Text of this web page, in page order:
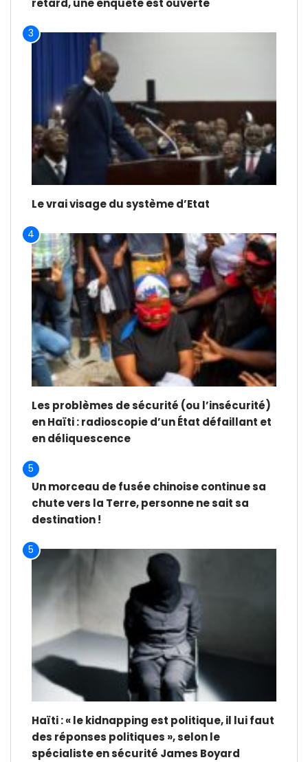
retard, une enquête est ouverte
3
Le vrai visage du système d’Etat
4
Les problèmes de sécurité (ou l’insécurité)
en Haïti : radioscopie d’un État défaillant et
en déliquescence
5
Un morceau de fusée chinoise continue sa
chute vers la Terre, personne ne sait sa
destination !
5
Haïti : « le kidnapping est politique, il lui faut
des réponses politiques », selon le
spécialiste en sécurité James Boyard